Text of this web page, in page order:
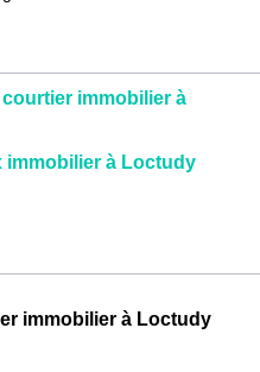
immobilier à
immobilier à Loctudy
immobilier à Loctudy